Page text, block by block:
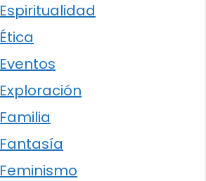
Espiritualidad
Ética
Eventos
Exploración
Familia
Fantasía
Feminismo